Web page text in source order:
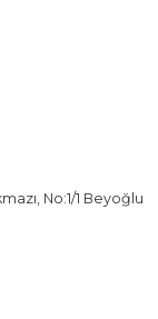
No:1/1 Beyoğlu